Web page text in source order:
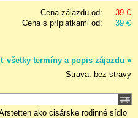
Cena zájazdu od:
39 €
Cena s príplatkami od:
39 €
všetky termíny a popis zájazdu »
Strava: bez stravy
ako cisárske rodinné sídlo